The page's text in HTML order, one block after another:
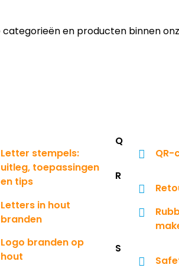
en producten binnen
Letter stempels:
uitleg, toepassingen
en tips
Letters in hout
branden
Logo branden op
hout
Q
QR-
R
S